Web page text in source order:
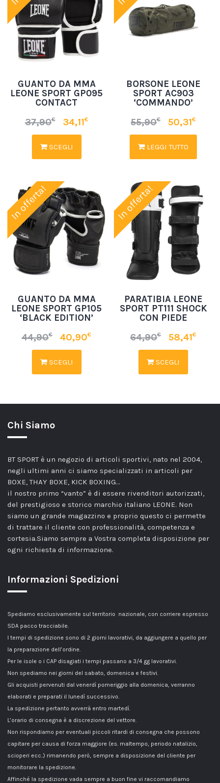
GUANTO DA MMA
LEONE SPORT GP095
CONTACT
37,90€ 34,11€
SCEGLI
BORSONE LEONE
SPORT AC903
‘COMMANDO’
55,90€ 50,31€
LEGGI TUTTO
In offerta!
GUANTO DA MMA
LEONE SPORT GP105
‘BLACK EDITION’
44,90€ 40,90€
SCEGLI
In offerta!
PARATIBIA LEONE
SPORT PT111 SHOCK
CON PIEDE
64,90€ 58,41€
SCEGLI
Chi Siamo
BT SPORT è un negozio di articoli sportivi, nato nel 2004,
negli ultimi anni ci siamo specializzati in articoli per
BOXE, THAY BOXE, KICK BOXING…
il nostro primo “vanto” è di essere rivenditori autorizzati,
del prestigioso e storico marchio italiano LEONE. Non
siamo un grande magazzino e proprio questo ci permette
di trattare il cliente con professionalità, competenza e
cortesia.Siamo sempre a Vostra completa disposizione per
ogni richiesta di informazione.
Informazioni Spedizioni
Spediamo esclusivamente sul territorio nazionale, con corriere espresso
SDA pacco tracciabile.
I tempi di spedizione sono di 2 giorni lavorativi, da aggiungere a quello per
la preparazione dell’ordine.
Per le isole o i CAP disagiati i tempi passano a 3/4 gg lavorativi.
Non spediamo nei giorni del sabato, domenica e festivi.
Gli acquisti pervenuti dal venerdì pomeriggio alla domenica, verranno
elaborati e preparati il lunedì successivo.
La spedizione pertanto avverrà entro martedì.
L’orario di consegna è a discrezione del vettore.
Non rispondiamo per eventuali piccoli ritardi di consegna che possono
capitare per causa di forza maggiore (es. maltempo, periodo natalizio,
scioperi ecc..) rimanendo però, sempre a disposizione del cliente per
monitorare la spedizione.
Affinché la spedizione vada sempre a buon fine vi raccomandiamo